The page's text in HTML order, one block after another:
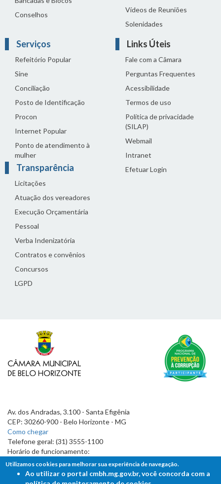
Conselhos
Vídeos de Reuniões
Solenidades
Serviços
Refeitório Popular
Sine
Conciliação
Posto de Identificação
Procon
Internet Popular
Ponto de atendimento à
mulher
Transparência
Licitações
Atuação dos vereadores
Execução Orçamentária
Pessoal
Verba Indenizatória
Contratos e convênios
Concursos
LGPD
Links Úteis
Fale com a Câmara
Perguntas Frequentes
Acessibilidade
Termos de uso
Política de privacidade
(SILAP)
Webmail
Intranet
Efetuar Login
Av. dos Andradas, 3.100 - Santa Efigênia
CEP: 30260-900 - Belo Horizonte - MG
Como chegar
Telefone geral: (31) 3555-1100
Horário de funcionamento:
7h às 19h
Utilizamos cookies para melhorar sua experiência de navegação.
Ao utilizar o portal cmbh.mg.gov.br, você concorda com a